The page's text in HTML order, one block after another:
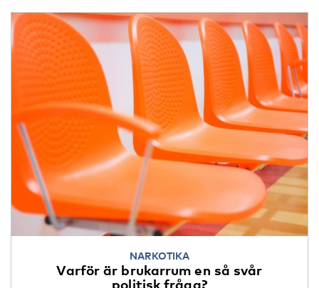
NARKOTIKA
Varför är brukarrum en så svår
politisk fråga?